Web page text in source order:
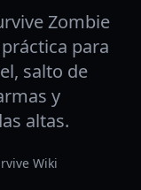
Zombie
para
salto de
y
altas.
Wiki